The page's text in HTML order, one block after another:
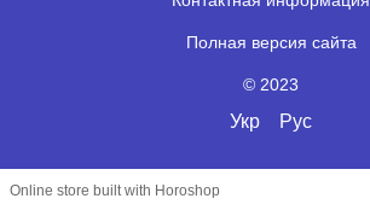
Полная версия сайта
© 2023
Укр Рус
Online store built with Horoshop